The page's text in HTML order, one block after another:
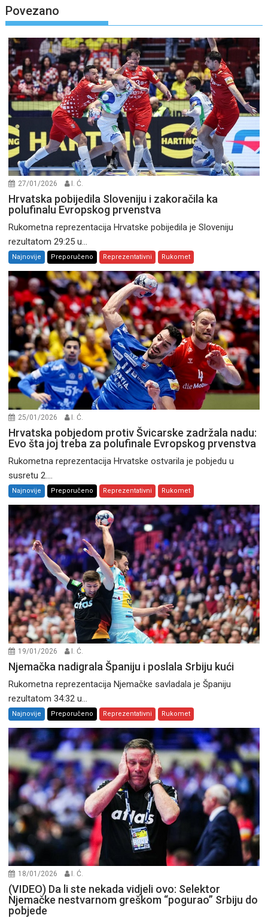
Povezano
27/01/2026 I. Ć.
Hrvatska pobijedila Sloveniju i zakoračila ka
polufinalu Evropskog prvenstva
Rukometna reprezentacija Hrvatske pobijedila je Sloveniju
rezultatom 29:25 u...
Najnovije Preporučeno Reprezentativni Rukomet
25/01/2026 I. Ć.
Hrvatska pobjedom protiv Švicarske zadržala nadu:
Evo šta joj treba za polufinale Evropskog prvenstva
Rukometna reprezentacija Hrvatske ostvarila je pobjedu u
susretu 2....
Najnovije Preporučeno Reprezentativni Rukomet
19/01/2026 I. Ć.
Njemačka nadigrala Španiju i poslala Srbiju kući
Rukometna reprezentacija Njemačke savladala je Španiju
rezultatom 34:32 u...
Najnovije Preporučeno Reprezentativni Rukomet
18/01/2026 I. Ć.
(VIDEO) Da li ste nekada vidjeli ovo: Selektor
Njemačke nestvarnom greškom “pogurao” Srbiju do
pobjede